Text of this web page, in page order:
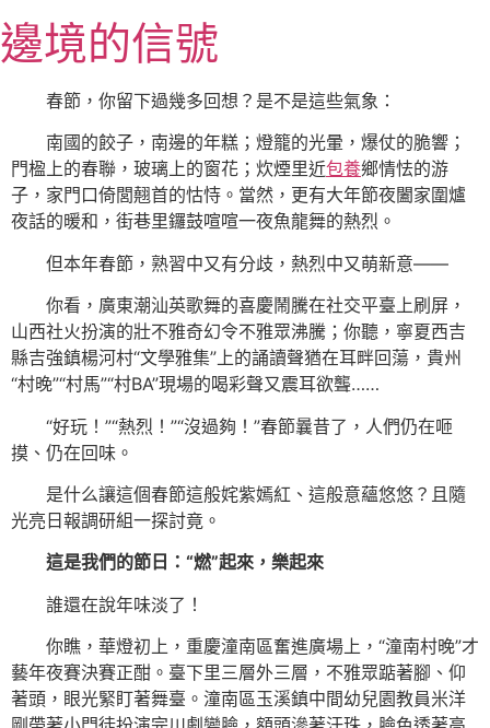
至
主
邊境的信號
春節，你留下過幾多回想？是不是這些氣象：
南國的餃子，南邊的年糕；燈籠的光暈，爆仗的脆響；
門楹上的春聯，玻璃上的窗花；炊煙里近包養鄉情怯的游
子，家門口倚閭翹首的怙恃。當然，更有大年節夜闔家圍爐
夜話的暖和，街巷里鑼鼓喧喧一夜魚龍舞的熱烈。
但本年春節，熟習中又有分歧，熱烈中又萌新意——
你看，廣東潮汕英歌舞的喜慶鬧騰在社交平臺上刷屏，
山西社火扮演的壯不雅奇幻令不雅眾沸騰；你聽，寧夏西吉
縣吉強鎮楊河村“文學雅集”上的誦讀聲猶在耳畔回蕩，貴州
“村晚”“村馬”“村BA”現場的喝彩聲又震耳欲聾……
“好玩！”“熱烈！”“沒過夠！”春節曩昔了，人們仍在咂
摸、仍在回味。
是什么讓這個春節這般姹紫嫣紅、這般意蘊悠悠？且隨
光亮日報調研組一探討竟。
這是我們的節日：“燃”起來，樂起來
誰還在說年味淡了！
你瞧，華燈初上，重慶潼南區奮進廣場上，“潼南村晚”才
藝年夜賽決賽正酣。臺下里三層外三層，不雅眾踮著腳、仰
著頭，眼光緊盯著舞臺。潼南區玉溪鎮中間幼兒園教員米洋